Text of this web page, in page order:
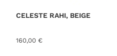
CELESTE RAHI, BEIGE
160,00 €